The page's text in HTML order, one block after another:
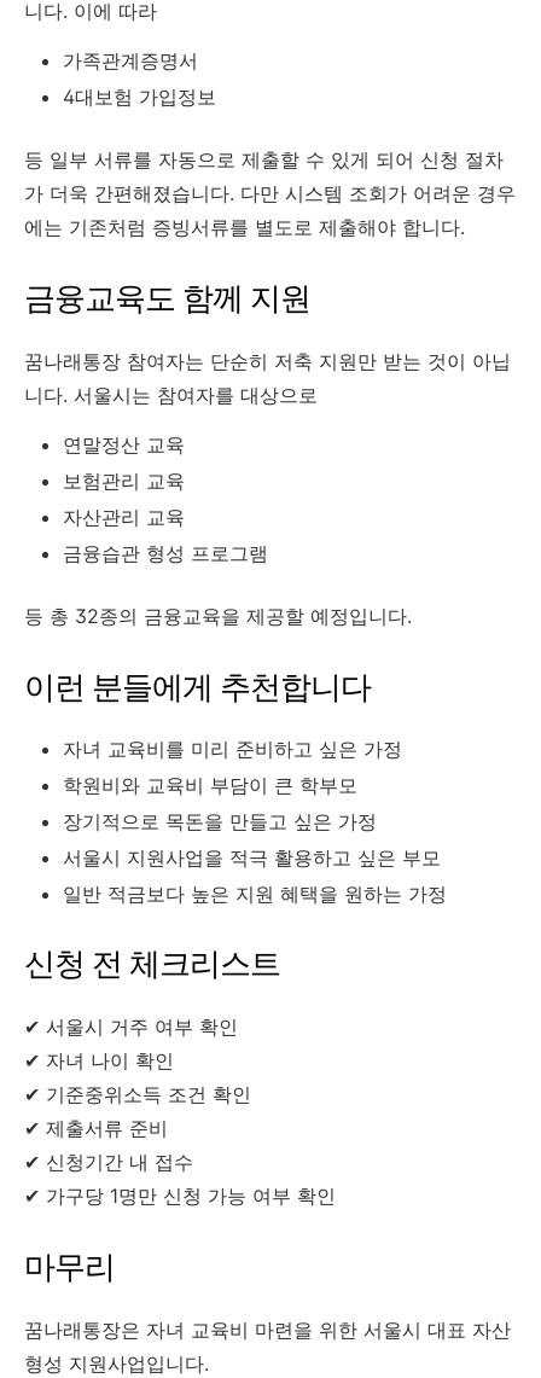
니다. 이에 따라
가족관계증명서
4대보험 가입정보
등 일부 서류를 자동으로 제출할 수 있게 되어 신청 절차
가 더욱 간편해졌습니다. 다만 시스템 조회가 어려운 경우
에는 기존처럼 증빙서류를 별도로 제출해야 합니다.
금융교육도 함께 지원
꿈나래통장 참여자는 단순히 저축 지원만 받는 것이 아닙
니다. 서울시는 참여자를 대상으로
연말정산 교육
보험관리 교육
자산관리 교육
금융습관 형성 프로그램
등 총 32종의 금융교육을 제공할 예정입니다.
이런 분들에게 추천합니다
자녀 교육비를 미리 준비하고 싶은 가정
학원비와 교육비 부담이 큰 학부모
장기적으로 목돈을 만들고 싶은 가정
서울시 지원사업을 적극 활용하고 싶은 부모
일반 적금보다 높은 지원 혜택을 원하는 가정
신청 전 체크리스트
✔ 서울시 거주 여부 확인
✔ 자녀 나이 확인
✔ 기준중위소득 조건 확인
✔ 제출서류 준비
✔ 신청기간 내 접수
✔ 가구당 1명만 신청 가능 여부 확인
마무리
꿈나래통장은 자녀 교육비 마련을 위한 서울시 대표 자산
형성 지원사업입니다.